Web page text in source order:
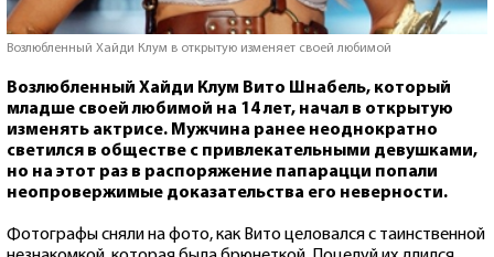
Возлюбленный Хайди Клум в открытую изменяет своей любимой
Возлюбленный Хайди Клум Вито Шнабель, который
младше своей любимой на 14 лет, начал в открытую
изменять актрисе. Мужчина ранее неоднократно
светился в обществе с привлекательными девушками,
но на этот раз в распоряжение папарацци попали
неопровержимые доказательства его неверности.
Фотографы сняли на фото, как Вито целовался с таинственной